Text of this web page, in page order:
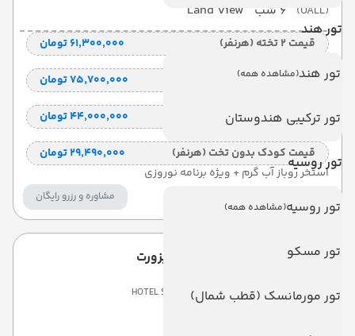
تور هند
تور هند(مشاهده همه)
تور ترکیبی هندوستان
تور روسیه
تور روسیه(مشاهده همه)
تور مسکو
تور مورمانسک (قطب شمال)
(UALL) 6 شب Land View
قیمت 2 تخته (هرنفر) ۶۱٬۳۰۰٬۰۰۰ تومان
قیمت 1 تخته (هرنفر) ۷۵٬۷۰۰٬۰۰۰ تومان
قیمت کودک با تخت (هر نفر) ۴۴٬۰۰۰٬۰۰۰ تومان
قیمت کودک بدون تخت (هرنفر)
۲۹٬۴۹۰٬۰۰۰ تومان
استخر روباز آب گرم + ویژه برنامه نوروزی
مشاوره و رزرو رایگان
سی لایف فمیلی ریزورت
HOTEL SEALIFE FAMILY RESORT